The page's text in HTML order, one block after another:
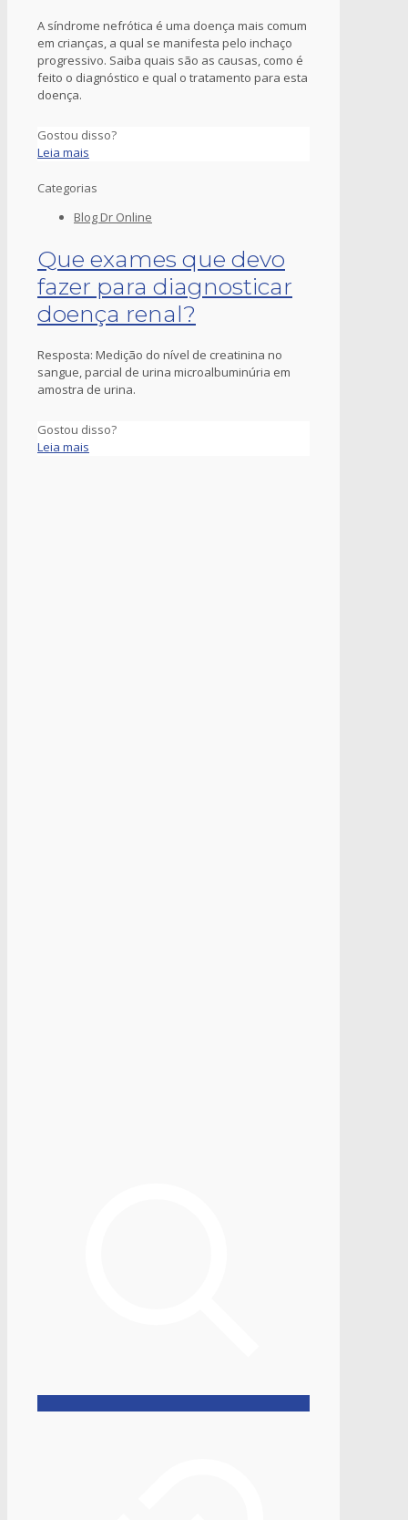
A síndrome nefrótica é uma doença mais comum
em crianças, a qual se manifesta pelo inchaço
progressivo. Saiba quais são as causas, como é
feito o diagnóstico e qual o tratamento para esta
doença.
Gostou disso?
Leia mais
Categorias
Blog Dr Online
Que exames que devo
fazer para diagnosticar
doença renal?
Resposta: Medição do nível de creatinina no
sangue, parcial de urina microalbuminúria em
amostra de urina.
Gostou disso?
Leia mais